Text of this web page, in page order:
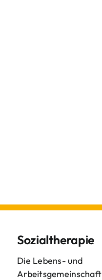
Sozialtherapie
Die Lebens- und
Arbeitsgemeinschaft